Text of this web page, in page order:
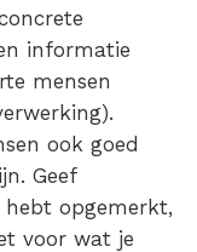
informatie
mensen
ook goed
Geef
opgemerkt,
voor wat je